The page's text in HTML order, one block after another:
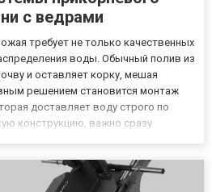
с ведрами
требует не только качественных
воды. Обычный полив из
и оставляет корку, мешая
решением становится монтаж
доставляет воду строго по
конструкцию, важно сразу